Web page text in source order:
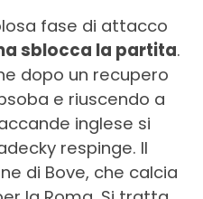
fase di attacco
sblocca la partita.
dopo un recupero
e riuscendo a
inglese si
respinge. Il
di Bove, che calcia